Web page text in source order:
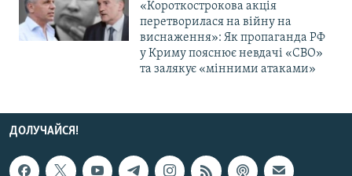
«Короткострокова акція
перетворилася на війну на
виснаження»: Як пропаганда РФ
у Криму пояснює невдачі «СВО»
та залякує «мінними атаками»
ДОЛУЧАЙСЯ!